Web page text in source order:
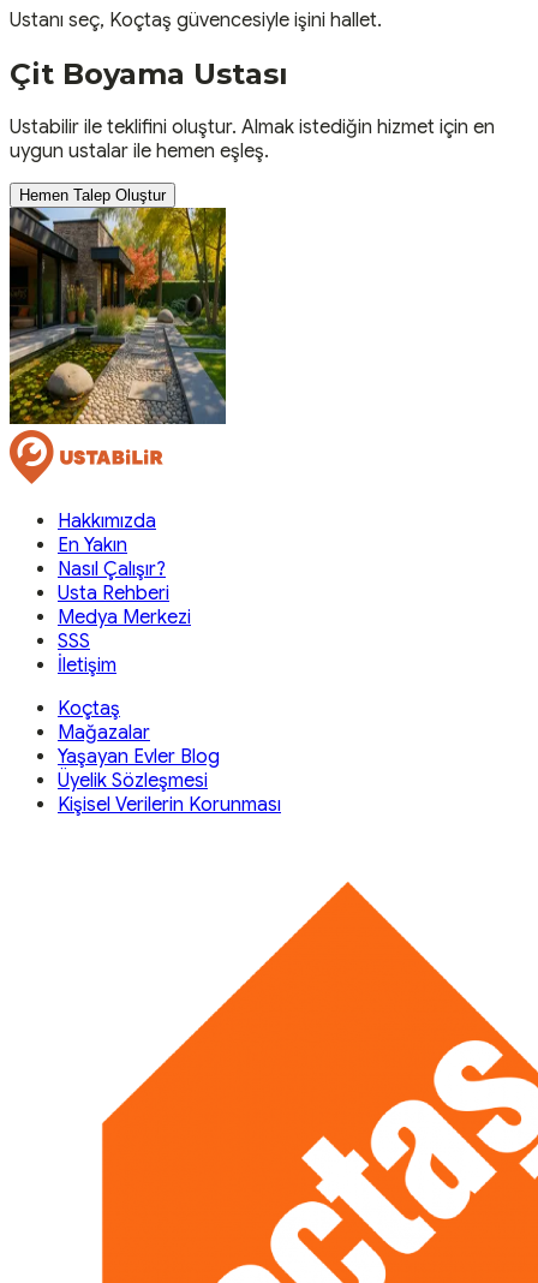
Ustanı seç, Koçtaş güvencesiyle işini hallet.
Çit Boyama Ustası
Ustabilir ile teklifini oluştur. Almak istediğin hizmet için en
uygun ustalar ile hemen eşleş.
Hemen Talep Oluştur
Hakkımızda
En Yakın
Nasıl Çalışır?
Usta Rehberi
Medya Merkezi
SSS
İletişim
Koçtaş
Mağazalar
Yaşayan Evler Blog
Üyelik Sözleşmesi
Kişisel Verilerin Korunması